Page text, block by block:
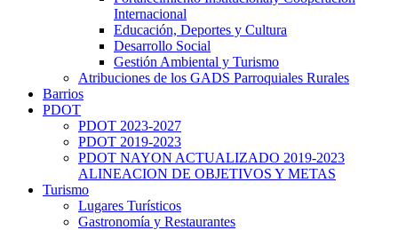
Internacional
Educación, Deportes y Cultura
Desarrollo Social
Gestión Ambiental y Turismo
Atribuciones de los GADS Parroquiales Rurales
Barrios
PDOT
PDOT 2023-2027
PDOT 2019-2023
PDOT NAYON ACTUALIZADO 2019-2023
ALINEACION DE OBJETIVOS Y METAS
Turismo
Lugares Turísticos
Gastronomía y Restaurantes